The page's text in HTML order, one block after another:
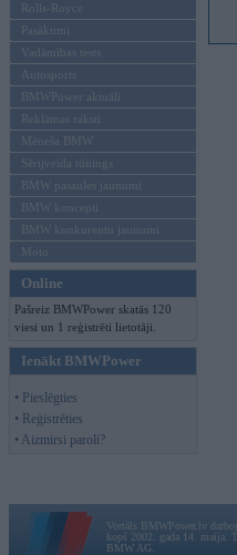
Rolls-Royce
Pasākumi
Vadāmības tests
Autosports
BMWPower aktuāli
Reklāmas raksti
Mēneša BMW
Sērijveida tūnings
BMW pasaules jaunumi
BMW koncepti
BMW konkurentu jaunumi
Moto
Online
Pašreiz BMWPower skatās 120
viesi un 1 reģistrēti lietotāji.
Ienākt BMWPower
• Pieslēgties
• Reģistrēties
• Aizmirsi paroli?
Vortāls BMWPower.lv
kopš 2002. gada 14. maija.
BMW AG.